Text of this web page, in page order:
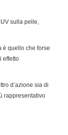
sulla pelle,
è quello che forse
effetto
d’azione sia di
rappresentativo